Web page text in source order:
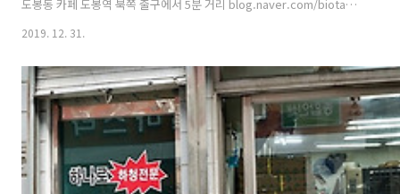
도봉동 카페 도봉역 북쪽 출구에서 5분 거리 blog.naver.com/biotak
마시는 이의 기호, 구미에 따라 아주 드물게 원두 100g으로 한 잔을 추출
옛) 커피천국 / 혜화동 사람들이 잘 모르는 커피집 품질도 상당히 겸비했
는데, 카페 매장 판매 원두치고는 가격이 많이 저렴한 커피집 더치커피는
상당히 맛있는 커피집 상권이 폭망하든 공동화 현상이 생기든, 오직 올리
기만 알 뿐 내리는 건 통 모르는 점포 임대차 현실이 거기서 7년 커피 내
리던 주인장을 도심에서 외곽으로 내동댕이 패대..
2019. 12. 31.